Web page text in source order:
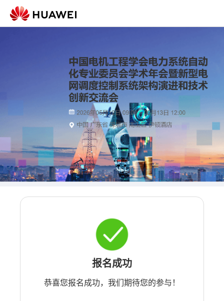
报名成功
恭喜您报名成功，我们期待您的参与！